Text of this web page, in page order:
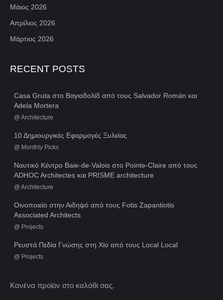
Μάιος 2026
Απρίλιος 2026
Μάρτιος 2026
RECENT POSTS
Casa Gruta στο Βαγιαδολίδ από τους Salvador Román και
Adela Mortera
@ Architecture
10 Δημιουργικές Εφαρμογές Ξυλείας
@ Monthly Picks
Ναυτικό Κέντρο Baie-de-Valois στο Pointe-Claire από τους
ADHOC Architectes και PRISME architecture
@ Architecture
Οινοποιείο στην Αιδηψό από τους Fotis Zapantiotis
Associated Architects
@ Projects
Ρευστά Πεδία Γνώσης στη Χίο από τους Local Local
@ Projects
Κανένα προϊόν στο καλάθι σας.